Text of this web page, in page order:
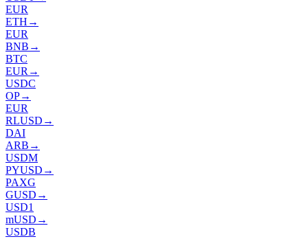
EUR
ETH →
EUR
BNB →
BTC
EUR →
USDC
OP→
EUR
RLUSD →
DAI
ARB →
USDM
PYUSD →
PAXG
GUSD →
USD1
mUSD →
USDB